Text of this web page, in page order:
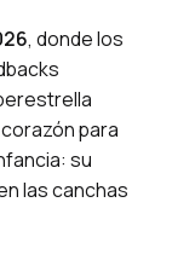
, donde los
para
su
las canchas